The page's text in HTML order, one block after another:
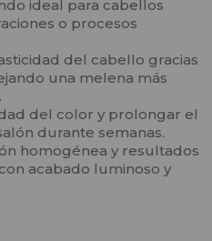
ideal para cabellos
o procesos
del cabello gracias
una melena más
del color y prolongar el
durante semanas.
homogénea y resultados
acabado luminoso y